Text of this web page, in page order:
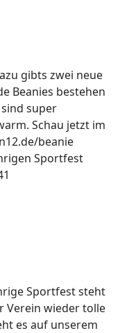
gibts zwei neue
Beanies bestehen
super
Schau jetzt im
beanie
Sportfest
Sportfest steht
Verein wieder tolle
es auf unserem